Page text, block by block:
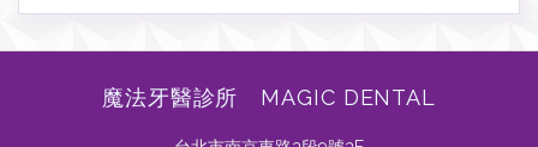
魔法牙醫診所 MAGIC DENTAL